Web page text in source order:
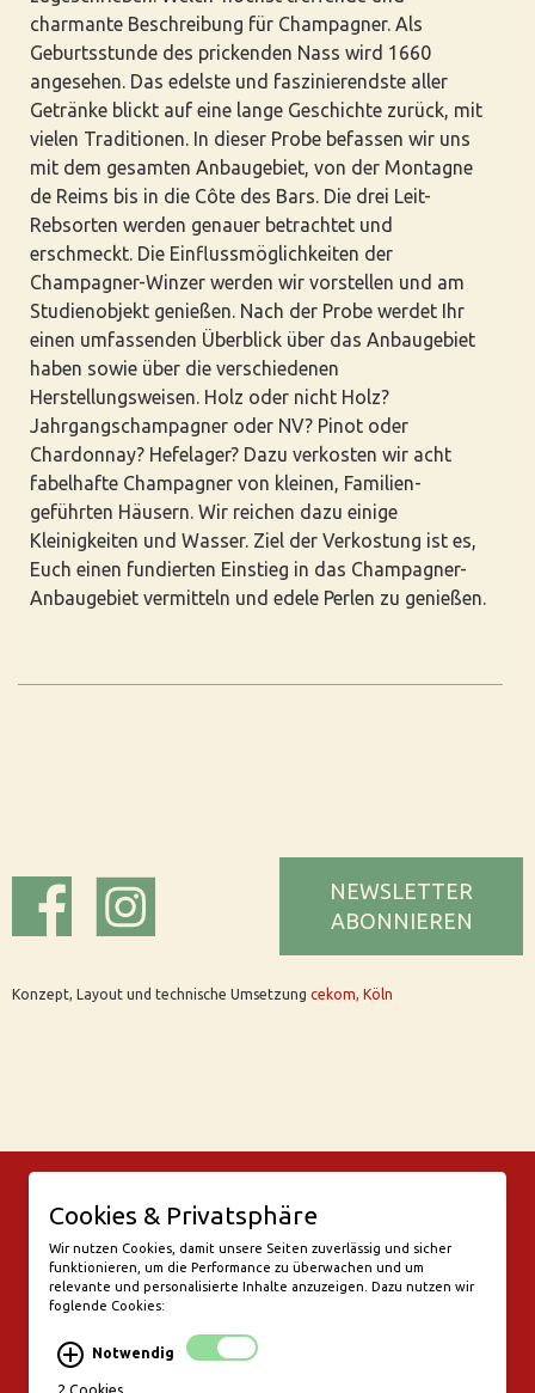
charmante Beschreibung für Champagner. Als
Geburtsstunde des prickenden Nass wird 1660
angesehen. Das edelste und faszinierendste aller
Getränke blickt auf eine lange Geschichte zurück, mit
vielen Traditionen. In dieser Probe befassen wir uns
mit dem gesamten Anbaugebiet, von der Montagne
de Reims bis in die Côte des Bars. Die drei Leit-
Rebsorten werden genauer betrachtet und
erschmeckt. Die Einflussmöglichkeiten der
Champagner-Winzer werden wir vorstellen und am
Studienobjekt genießen. Nach der Probe werdet Ihr
einen umfassenden Überblick über das Anbaugebiet
haben sowie über die verschiedenen
Herstellungsweisen. Holz oder nicht Holz?
Jahrgangschampagner oder NV? Pinot oder
Chardonnay? Hefelager? Dazu verkosten wir acht
fabelhafte Champagner von kleinen, Familien-
geführten Häusern. Wir reichen dazu einige
Kleinigkeiten und Wasser. Ziel der Verkostung ist es,
Euch einen fundierten Einstieg in das Champagner-
Anbaugebiet vermitteln und edele Perlen zu genießen.
Konzept, Layout und technische Umsetzung cekom, Köln
NEWSLETTER
ABONNIEREN
Friesenwall 58
50672 Köln
valentine@bar-rix.de
Di + Mi Weinproben
Do 17:00-23:00
Fr - Sa 17:00 - 01:00
Cookies & Privatsphäre
Wir nutzen Cookies, damit unsere Seiten zuverlässig und sicher
funktionieren, um die Performance zu überwachen und um
relevante und personalisierte Inhalte anzuzeigen. Dazu nutzen wir
foglende Cookies:
Notwendig